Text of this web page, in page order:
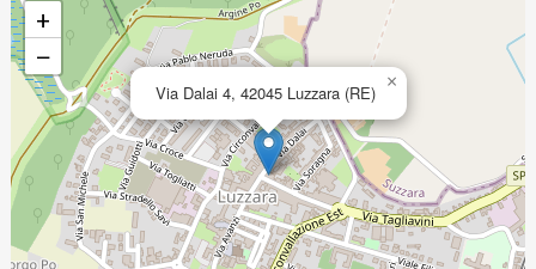
Via Dalai 4, 42045 Luzzara (RE) ×
+
−